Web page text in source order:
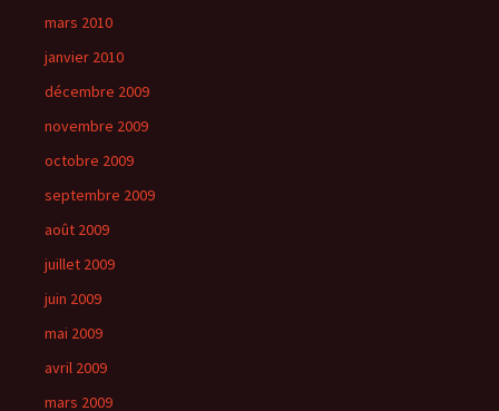
mars 2010
janvier 2010
décembre 2009
novembre 2009
octobre 2009
septembre 2009
août 2009
juillet 2009
juin 2009
mai 2009
avril 2009
mars 2009